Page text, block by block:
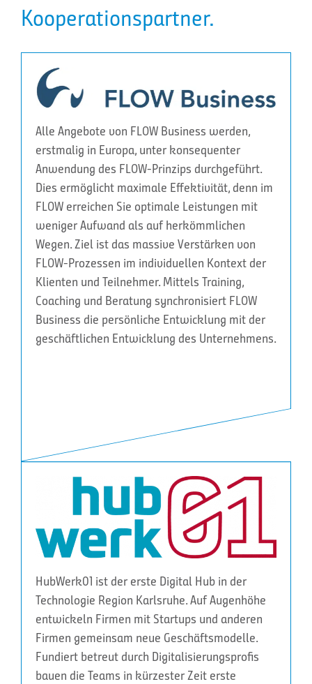
Kooperationspartner.
Alle Angebote von FLOW Business werden,
erstmalig in Europa, unter konsequenter
Anwendung des FLOW-Prinzips durchgeführt.
Dies ermöglicht maximale Effektivität, denn im
FLOW erreichen Sie optimale Leistungen mit
weniger Aufwand als auf herkömmlichen
Wegen. Ziel ist das massive Verstärken von
FLOW-Prozessen im individuellen Kontext der
Klienten und Teilnehmer. Mittels Training,
Coaching und Beratung synchronisiert FLOW
Business die persönliche Entwicklung mit der
geschäftlichen Entwicklung des Unternehmens.
HubWerk01 ist der erste Digital Hub in der
Technologie Region Karlsruhe. Auf Augenhöhe
entwickeln Firmen mit Startups und anderen
Firmen gemeinsam neue Geschäftsmodelle.
Fundiert betreut durch Digitalisierungsprofis
bauen die Teams in kürzester Zeit erste